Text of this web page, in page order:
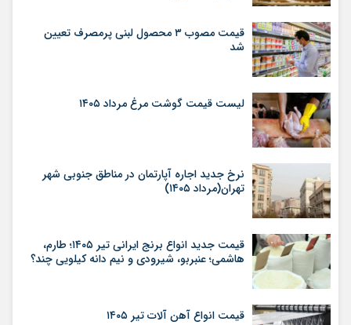
قیمت مصوب ۳ محصول لبنی پرمصرف تعیین
شد
لیست قیمت گوشت مرغ مرداد ۱۴۰۵
نرخ جدید اجاره آپارتمان در مناطق جنوبی شهر
تهران(مرداد ۱۴۰۵)
قیمت جدید انواع برنج ایرانی تیر ۱۴۰۵؛ طارم،
هاشمی؛ عنبربو، شیرودی و نیم دانه کیلویی چند؟
قیمت انواع آهن آلات تیر ۱۴۰۵